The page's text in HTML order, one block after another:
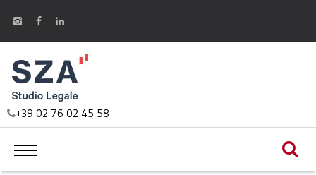
+39 02 76 02 45 58